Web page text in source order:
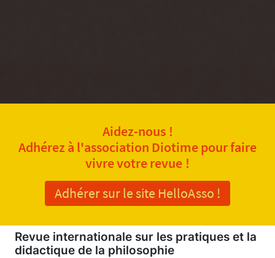
Aidez-nous !
Adhérez à l'association Diotime pour faire
vivre votre revue !
Adhérer sur le site HelloAsso !
Revue internationale sur les pratiques et la
didactique de la philosophie